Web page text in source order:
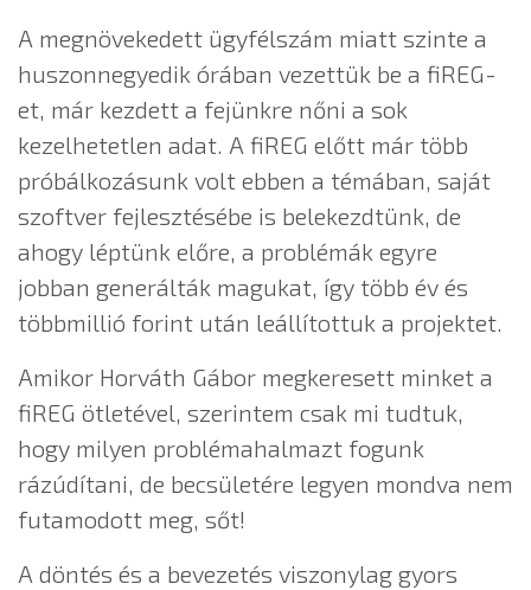
A megnövekedett ügyfélszám miatt szinte a
huszonnegyedik órában vezettük be a fiREG-
et, már kezdett a fejünkre nőni a sok
kezelhetetlen adat. A fiREG előtt már több
próbálkozásunk volt ebben a témában, saját
szoftver fejlesztésébe is belekezdtünk, de
ahogy léptünk előre, a problémák egyre
jobban generálták magukat, így több év és
többmillió forint után leállítottuk a projektet.
Amikor Horváth Gábor megkeresett minket a
fiREG ötletével, szerintem csak mi tudtuk,
hogy milyen problémahalmazt fogunk
rázúdítani, de becsületére legyen mondva nem
futamodott meg, sőt!
A döntés és a bevezetés viszonylag gyors